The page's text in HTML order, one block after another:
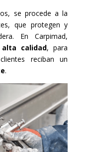
se procede a la
que protegen y
En Carpimad,
calidad, para
reciban un
.